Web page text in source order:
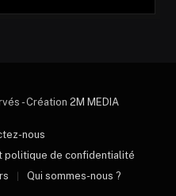
- Création 2M MEDIA
nous
politique de confidentialité
Qui sommes-nous ?